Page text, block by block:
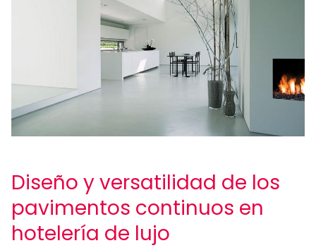
Diseño y versatilidad de los
pavimentos continuos en
hotelería de lujo